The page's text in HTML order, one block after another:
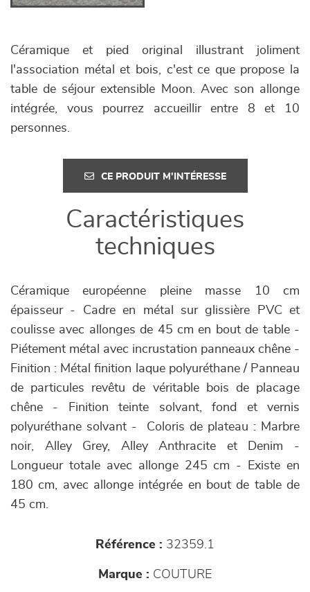
Céramique et pied original illustrant joliment
l'association métal et bois, c'est ce que propose la
table de séjour extensible Moon. Avec son allonge
intégrée, vous pourrez accueillir entre 8 et 10
personnes.
CE PRODUIT M'INTÉRESSE
Caractéristiques
techniques
Céramique européenne pleine masse 10 cm
épaisseur - Cadre en métal sur glissière PVC et
coulisse avec allonges de 45 cm en bout de table -
Piétement métal avec incrustation panneaux chêne -
Finition : Métal finition laque polyuréthane / Panneau
de particules revêtu de véritable bois de placage
chêne - Finition teinte solvant, fond et vernis
polyuréthane solvant - Coloris de plateau : Marbre
noir, Alley Grey, Alley Anthracite et Denim -
Longueur totale avec allonge 245 cm - Existe en
180 cm, avec allonge intégrée en bout de table de
45 cm.
Référence : 32359.1
Marque : COUTURE